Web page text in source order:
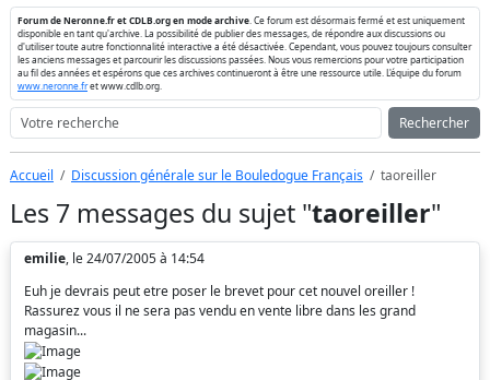
Forum de Neronne.fr et CDLB.org en mode archive . Ce forum est désormais fermé et est uniquement
disponible en tant qu'archive. La possibilité de publier des messages, de répondre aux discussions ou
d'utiliser toute autre fonctionnalité interactive a été désactivée. Cependant, vous pouvez toujours consulter
les anciens messages et parcourir les discussions passées. Nous vous remercions pour votre participation
au fil des années et espérons que ces archives continueront à être une ressource utile. L'équipe du forum
www.neronne.fret www.cdlb.org.
Rechercher
Accueil Discussion générale sur le Bouledogue Français taoreiller
Les 7 messages du sujet "taoreiller"
emilie, le 24/07/2005 à 14:54
Euh je devrais peut etre poser le brevet pour cet nouvel oreiller !
Rassurez vous il ne sera pas vendu en vente libre dans les grand
magasin...